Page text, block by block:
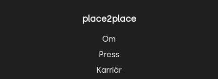
place2place
Om
Press
Karriär